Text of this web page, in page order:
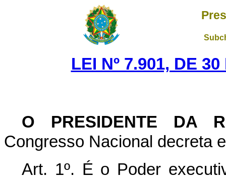
LEI Nº 7.901, DE
O PRESIDENTE DA
Congresso Nacional decreta
Art. 1º. É o Poder